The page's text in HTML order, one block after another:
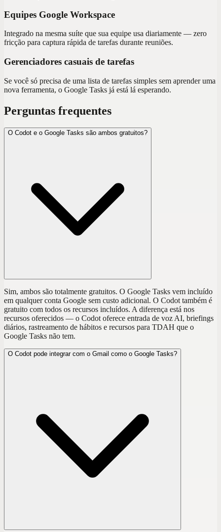
Equipes Google Workspace
Integrado na mesma suíte que sua equipe usa diariamente — zero
fricção para captura rápida de tarefas durante reuniões.
Gerenciadores casuais de tarefas
Se você só precisa de uma lista de tarefas simples sem aprender uma
nova ferramenta, o Google Tasks já está lá esperando.
Perguntas frequentes
O Codot e o Google Tasks são ambos gratuitos?
Sim, ambos são totalmente gratuitos. O Google Tasks vem incluído
em qualquer conta Google sem custo adicional. O Codot também é
gratuito com todos os recursos incluídos. A diferença está nos
recursos oferecidos — o Codot oferece entrada de voz AI, briefings
diários, rastreamento de hábitos e recursos para TDAH que o
Google Tasks não tem.
O Codot pode integrar com o Gmail como o Google Tasks?